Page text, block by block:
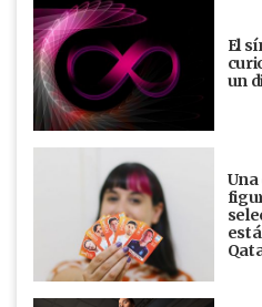
El
un